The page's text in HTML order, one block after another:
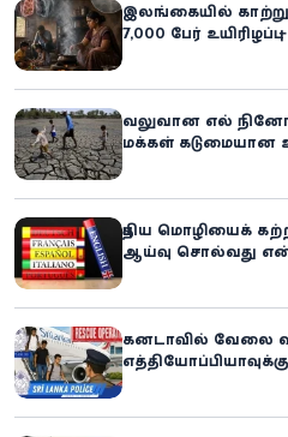
இலங்கையில் காற்று
7,000 பேர்
வலுவான எல்
மக்கள் கடுமையான
புதிய மொழியைக்
ஆய்வு சொல்வது
கனடாவில் வேலை